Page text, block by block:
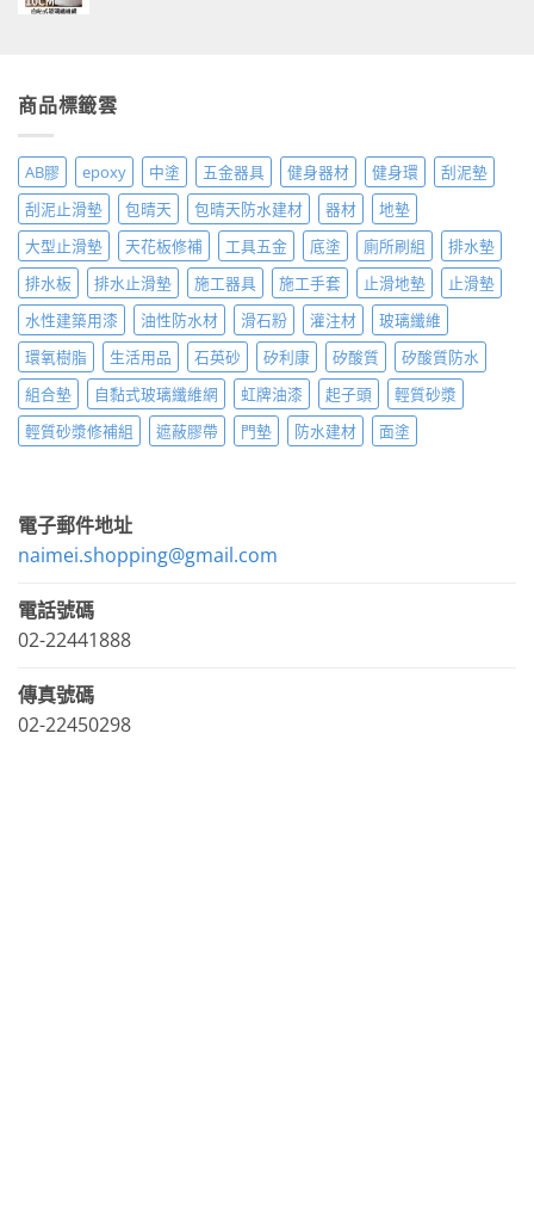
商品標籤雲
AB膠 epoxy 中塗 五金器具 健身器材 健身環
刮泥墊
刮泥止滑墊
包晴天 包晴天防水建材 器材
地墊
大型止滑墊
天花板修補 工具五金 底塗 廁所刷組
排水墊
排水板
排水止滑墊 施工器具 施工手套 止滑地墊
止滑墊
水性建築用漆
油性防水材 滑石粉 灌注材
玻璃纖維
環氧樹脂
生活用品 石英砂 矽利康 矽酸質
矽酸質防水
組合墊
自黏式玻璃纖維網 虹牌油漆 起子頭
輕質砂漿
輕質砂漿修補組
遮蔽膠帶 門墊 防水建材 面塗
電子郵件地址
naimei.shopping@gmail.com
電話號碼
02-22441888
傳真號碼
02-22450298